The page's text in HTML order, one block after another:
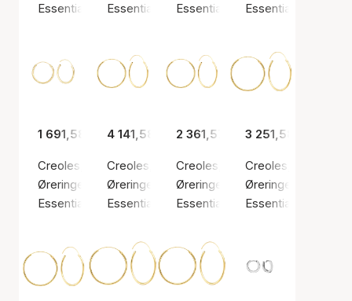
Essentials by AagaardEssentials by AagaardEssentials by Aagaard
Essentials by
1 691,58 kr
Creoles, 1.4 x 19 mm, 8kt
Øreringer, Gullfarge / Gull
Essentials by Aagaard
4 141,58 kr
Creoles, 1.4 x 24.5 mm, 14kt
Øreringer, Gullfarge / Gull
Essentials by Aagaard
2 361,57 kr
Creoles, 1.4 x 24.5 mm, 8kt
Øreringer, Gullfarge / Gull
Essentials by Aagaard
3 251,58 kr
Creoles, 1.4 x 30
Øreringer, Gullfarge
Essentials by